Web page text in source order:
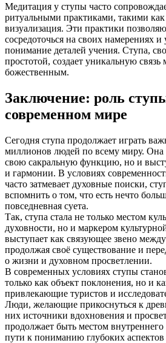
Медитация у ступы часто
ритуальными практиками, такими
визуализация. Эти практики
сосредоточься на своих намерениях и
понимание деталей учения. Ступа,
простотой, создает уникальную
божественным.
Заключение: роль
современном мире
Сегодня ступа продолжает играть
миллионов людей по всему миру. Она
свою сакральную функцию, но и
и гармонии. В условиях
часто затмевает духовные поиски,
вспомнить о том, что есть нечто
повседневная суета.
Так, ступа стала не только местом
духовности, но и маркером
выступает как связующее звено
продолжая своё существование и
о жизни и духовном просветлении.
В современных условиях ступы
только как объект поклонения, но и
привлекающие туристов и
Люди, желающие прикоснуться к
них источники вдохновения и
продолжает быть местом внутреннего
пути к пониманию глубоких